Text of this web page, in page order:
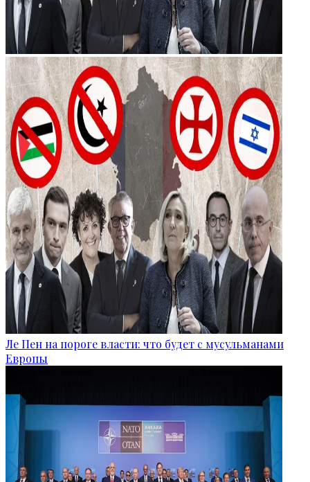
Ле Пен на пороге власти: что будет с мусульманами
Европы